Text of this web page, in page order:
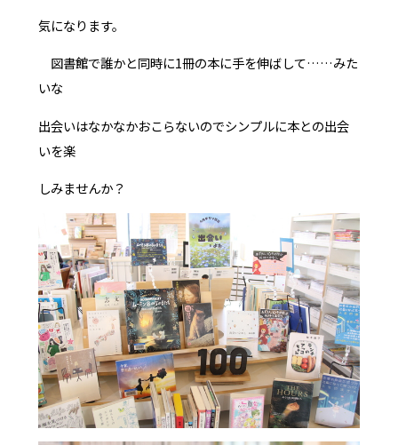
気になります。
図書館で誰かと同時に1冊の本に手を伸ばして……みた
いな
出会いはなかなかおこらないのでシンプルに本との出会
いを楽
しみませんか？